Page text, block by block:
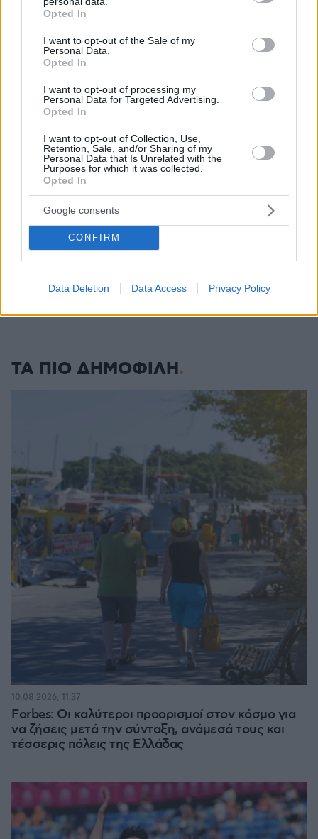
grant or deny consent to Google and its third-party tags to
use your data for below specified purposes in below Google
consent section.
Opted In
I want to opt-out of the Sale of my
Personal Data.
Opted In
I want to opt-out of processing my
Personal Data for Targeted Advertising.
Opted In
I want to opt-out of Collection, Use,
Retention, Sale, and/or Sharing of my
Personal Data that Is Unrelated with the
Purposes for which it was collected.
Opted In
Google consents
CONFIRM
Data Deletion Data Access Privacy Policy
καριόκα της Βόρειας Ελλάδας
πριν 14 λεπτά
σύγκρουσης στις ΗΠΑ - Η απρόσμενη συμμαχία δεξιάς
και αριστεράς απέναντι στην AI
πριν 16 λεπτά
Πόσο κακό κάνουν οι σαγιονάρες στα πόδια; Η
απάντηση μιας ποδίατρου
«Πίστευα ότι στα 40 η ζωή μου θα έχει μπει σε τάξη.
Δεν έχει και δεν πειράζει»
πριν 32 λεπτά
Η ανάρτηση της Μαρίας Κίτσου για τα γενέθλιά της και
το «ευχαριστώ» στους συνεργάτες της
ΤΑ ΠΙΟ ΔΗΜΟΦΙΛΗ
Forbes: Οι καλύτεροι προορισμοί στον κόσμο για
να ζήσεις μετά την σύνταξη, ανάμεσά τους και
τέσσερις πόλεις της Ελλάδας
10.08.2026, 11:37